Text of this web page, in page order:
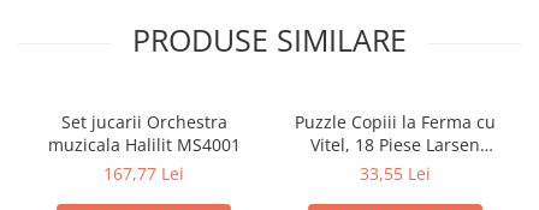
PRODUSE SIMILARE
Set jucarii Orchestra
muzicala Halilit MS4001
167,77 Lei
Puzzle Copiii la Ferma cu
Vitel, 18 Piese Larsen
LRBM6
33,55 Lei